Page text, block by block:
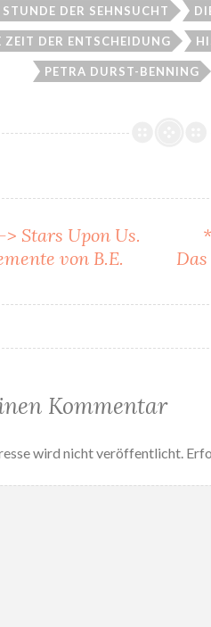
STUNDE DER SEHNSUCHT
ZEIT DER ENTSCHEIDUNG
PETRA DURST-BENNING
Stars Upon Us.
von B.E.
Kommentar
wird nicht veröffentlicht.